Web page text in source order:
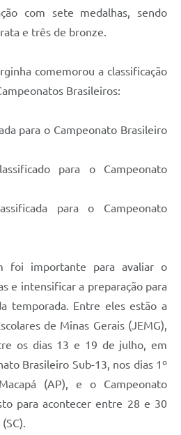
com sete medalhas, sendo
e três de bronze.
comemorou a classificação
Brasileiros:
para o Campeonato Brasileiro
para o Campeonato
para o Campeonato
foi importante para avaliar o
e intensificar a preparação para
temporada. Entre eles estão a
de Minas Gerais (JEMG),
os dias 13 e 19 de julho, em
Brasileiro Sub-13, nos dias 1º
(AP), e o Campeonato
para acontecer entre 28 e 30